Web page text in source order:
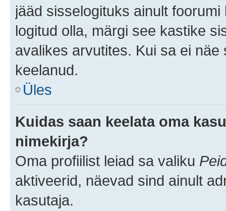
jääd sisselogituks ainult
logitud olla, märgi see kastike
avalikes arvutites. Kui sa ei
keelanud.
Üles
Kuidas saan keelata oma
nimekirja?
Oma profiilist leiad sa valiku
aktiveerid, näevad sind ainult
kasutaja.